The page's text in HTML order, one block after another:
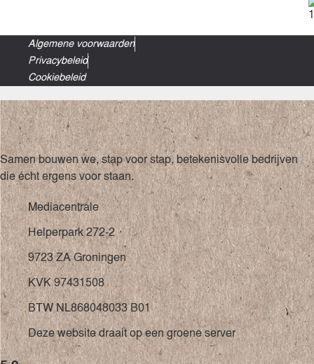
Algemene voorwaarden
Privacybeleid
Cookiebeleid
Samen bouwen we, stap voor stap, betekenisvolle bedrijven
die écht ergens voor staan.
Mediacentrale
Helperpark 272-2
9723 ZA Groningen
KVK 97431508
BTW NL868048033 B01
Deze website draait op een groene server